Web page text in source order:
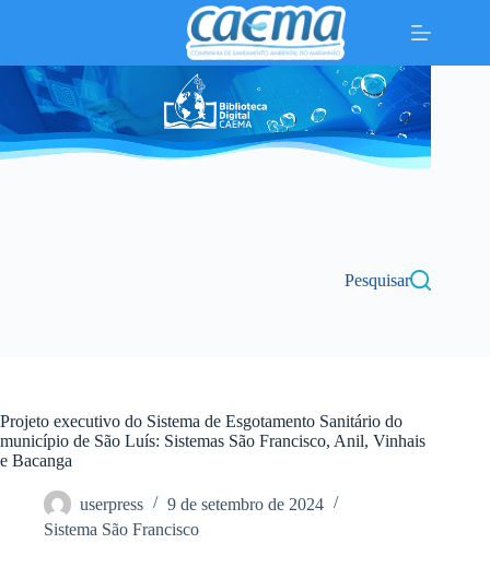
conteúdo
Pesquisar
Projeto executivo do Sistema de Esgotamento Sanitário do
município de São Luís: Sistemas São Francisco, Anil, Vinhais
e Bacanga
userpress
9 de setembro de 2024
Sistema São Francisco